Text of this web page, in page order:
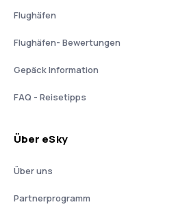
Flughäfen
Flughäfen- Bewertungen
Gepäck Information
FAQ - Reisetipps
Über eSky
Über uns
Partnerprogramm